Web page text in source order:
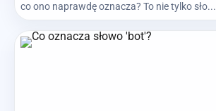
co ono naprawdę oznacza? To nie tylko sło...